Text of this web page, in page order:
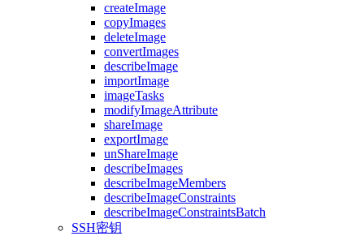
createImage
copyImages
deleteImage
convertImages
describeImage
importImage
imageTasks
modifyImageAttribute
shareImage
exportImage
unShareImage
describeImages
describeImageMembers
describeImageConstraints
describeImageConstraintsBatch
SSH密钥